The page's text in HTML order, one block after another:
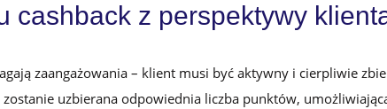
cashback z perspektywy
zaangażowania – klient musi być aktywny i cierpliwie
uzbierana odpowiednia liczba punktów,